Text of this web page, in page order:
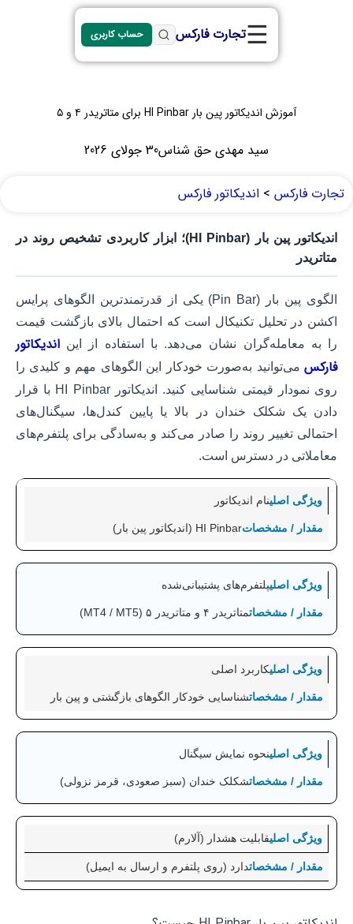
☰تجارت فارکس حساب کاربری
آموزش اندیکاتور پین بار HI Pinbar برای متاتریدر ۴ و ۵
سید مهدی حق شناس30 جولای 2026
تجارت فارکس > اندیکاتور فارکس
اندیکاتور پین بار (HI Pinbar)؛ ابزار کاربردی تشخیص روند در
متاتریدر
الگوی پین بار (Pin Bar) یکی از قدرتمندترین الگوهای پرایس
اکشن در تحلیل تکنیکال است که احتمال بالای بازگشت قیمت
را به معامله‌گران نشان می‌دهد. با استفاده از این اندیکاتور
فارکس می‌توانید به‌صورت خودکار این الگوهای مهم و کلیدی را
روی نمودار قیمتی شناسایی کنید. اندیکاتور HI Pinbar با قرار
دادن یک شکلک خندان در بالا یا پایین کندل‌ها، سیگنال‌های
احتمالی تغییر روند را صادر می‌کند و به‌سادگی برای پلتفرم‌های
معاملاتی در دسترس است.
نام اندیکاتور
HI Pinbar (اندیکاتور پین بار)
پلتفرم‌های پشتیبانی‌شده
متاتریدر ۴ و متاتریدر ۵ (MT4 / MT5)
کاربرد اصلی
شناسایی خودکار الگوهای بازگشتی و پین بار
نحوه نمایش سیگنال
شکلک خندان (سبز صعودی، قرمز نزولی)
قابلیت هشدار (آلارم)
دارد (روی پلتفرم و ارسال به ایمیل)